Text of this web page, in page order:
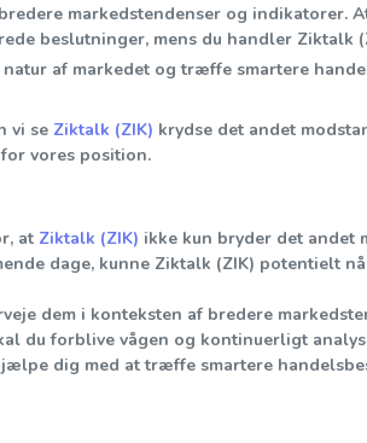
markedstendenser og indikatorer.
beslutninger, mens du handler Ziktalk
af markedet og træffe smartere
vi se Ziktalk (ZIK) krydse det andet
vores position.
at Ziktalk (ZIK) ikke kun bryder det andet
dage, kunne Ziktalk (ZIK) potentielt
dem i konteksten af bredere
du forblive vågen og kontinuerligt
dig med at træffe smartere